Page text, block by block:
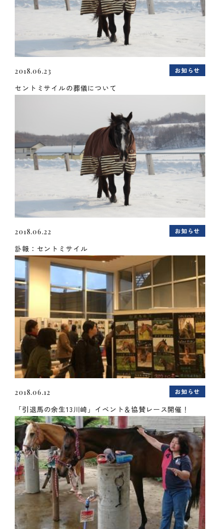
2018.06.23 お知らせ
セントミサイルの葬儀について
2018.06.22 お知らせ
訃報：セントミサイル
2018.06.12 お知らせ
「引退馬の余生13川崎」イベント＆協賛レース開催！